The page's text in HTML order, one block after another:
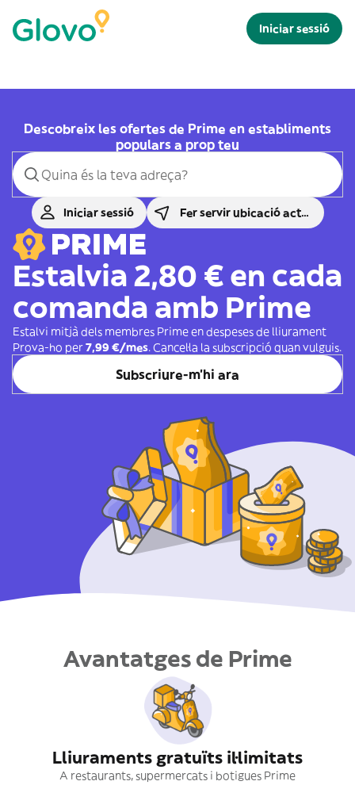
Iniciar sessió
Descobreix les ofertes de Prime en establiments
populars a prop teu
Iniciar sessió Fer servir ubicació actual
Estalvia 2,80 € en cada
comanda amb Prime
Estalvi mitjà dels membres Prime en despeses de lliurament
Prova-ho per7,99 €/mes. Cancel·la la subscripció quan vulguis.
Subscriure-m'hi ara
Avantatges de Prime
Lliuraments gratuïts il·limitats
A restaurants, supermercats i botigues Prime